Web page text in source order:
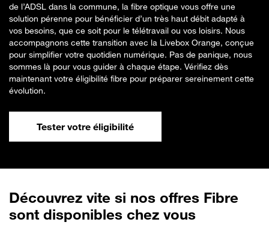
de l’ADSL dans la commune, la fibre optique vous offre une
solution pérenne pour bénéficier d’un très haut débit adapté à
vos besoins, que ce soit pour le télétravail ou vos loisirs. Nous
accompagnons cette transition avec la Livebox Orange, conçue
pour simplifier votre quotidien numérique. Pas de panique, nous
sommes là pour vous guider à chaque étape. Vérifiez dès
maintenant votre éligibilité fibre pour préparer sereinement cette
évolution.
Tester votre éligibilité
Découvrez vite si nos offres Fibre
sont disponibles chez vous